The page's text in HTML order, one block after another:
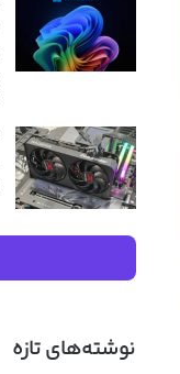
نوشته‌های تازه